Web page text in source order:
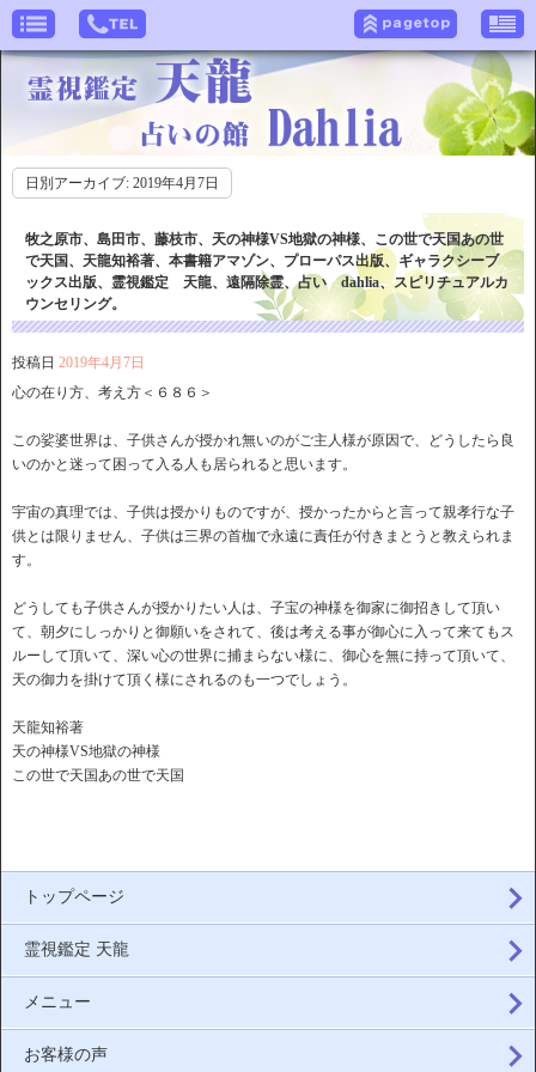
日別アーカイブ: 2019年4月7日
牧之原市、島田市、藤枝市、天の神様VS地獄の神様、この世で天国あの世
で天国、天龍知裕著、本書籍アマゾン、プローパス出版、ギャラクシーブ
ックス出版、霊視鑑定 天龍、遠隔除霊、占い dahlia、スピリチュアルカ
ウンセリング。
投稿日 2019年4月7日
心の在り方、考え方＜６８６＞
この娑婆世界は、子供さんが授かれ無いのがご主人様が原因で、どうしたら良
いのかと迷って困って入る人も居られると思います。
宇宙の真理では、子供は授かりものですが、授かったからと言って親孝行な子
供とは限りません、子供は三界の首枷で永遠に責任が付きまとうと教えられま
す。
どうしても子供さんが授かりたい人は、子宝の神様を御家に御招きして頂い
て、朝夕にしっかりと御願いをされて、後は考える事が御心に入って来てもス
ルーして頂いて、深い心の世界に捕まらない様に、御心を無に持って頂いて、
天の御力を掛けて頂く様にされるのも一つでしょう。
天龍知裕著
天の神様VS地獄の神様
この世で天国あの世で天国
トップページ
霊視鑑定 天龍
メニュー
お客様の声